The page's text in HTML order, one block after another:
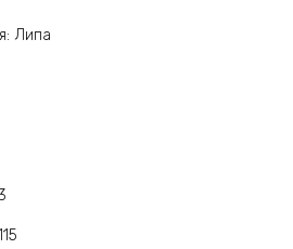
Липа